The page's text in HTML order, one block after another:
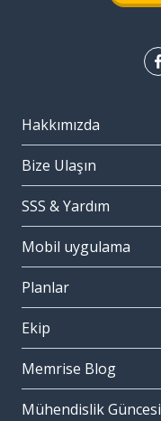
Hakkımızda
Bize Ulaşın
SSS & Yardım
Mobil uygulama
Planlar
Ekip
Memrise Blog
Mühendislik Güncesi